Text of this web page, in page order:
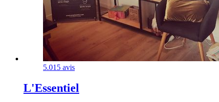
5.015 avis
L'Essentiel